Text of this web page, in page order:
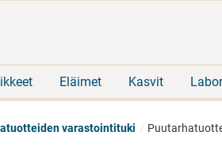
Eläimet Kasvit
varastointituki